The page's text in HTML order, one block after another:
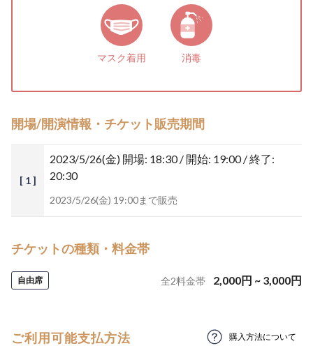
マスク着用 消毒
開場/開演情報・チケット販売期間
[ 1 ]
2023/5/26(金) 開場: 18:30 / 開始: 19:00 / 終了:
20:30
2023/5/26(金) 19:00まで販売
チケットの種類・料金帯
自由席 全2料金帯 2,000円 ~ 3,000円
ご利用可能支払方法 購入方法について